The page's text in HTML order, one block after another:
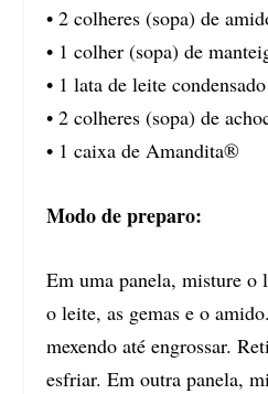
• 2 colheres (sopa) de
• 1 colher (sopa) de
• 1 lata de leite condensado
• 2 colheres (sopa) de
• 1 caixa de Amandita®
Modo de preparo:
Em uma panela, misture o
o leite, as gemas e o
mexendo até engrossar.
esfriar. Em outra panela,